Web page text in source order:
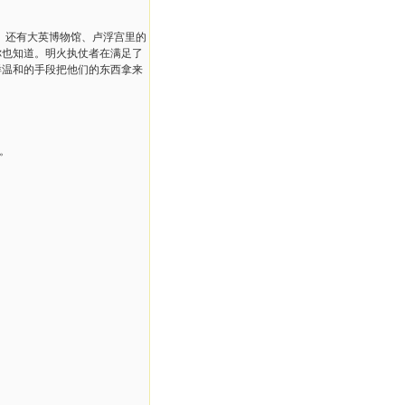
还有大英博物馆、卢浮宫里的
知道。明火执仗者在满足了
和的手段把他们的东西拿来